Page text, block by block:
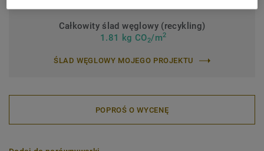
Całkowity ślad węglowy (recykling)
1.81 kg CO2/m2
ŚLAD WĘGLOWY MOJEGO PROJEKTU
POPROŚ O WYCENĘ